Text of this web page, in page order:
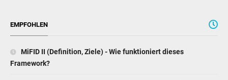
EMPFOHLEN
MiFID II (Definition, Ziele) - Wie funktioniert dieses
Framework?